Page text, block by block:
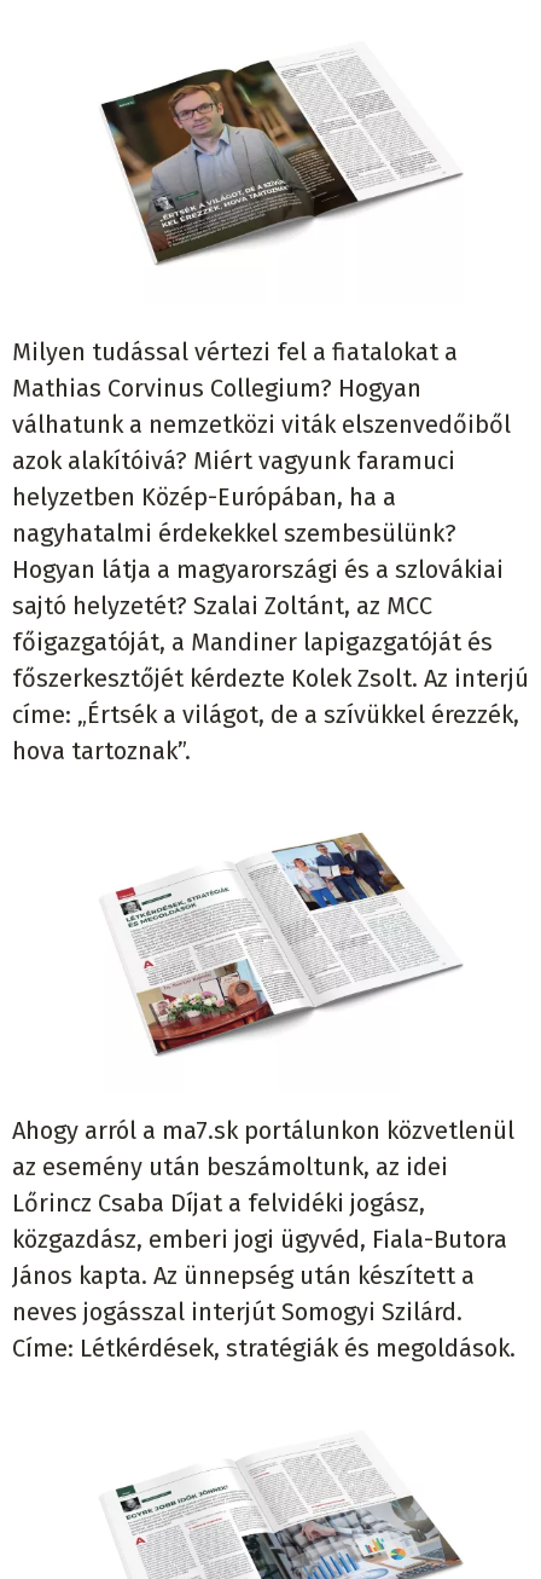
Milyen tudással vértezi fel a fiatalokat a
Mathias Corvinus Collegium? Hogyan
válhatunk a nemzetközi viták elszenvedőiből
azok alakítóivá? Miért vagyunk faramuci
helyzetben Közép-Európában, ha a
nagyhatalmi érdekekkel szembesülünk?
Hogyan látja a magyarországi és a szlovákiai
sajtó helyzetét? Szalai Zoltánt, az MCC
főigazgatóját, a Mandiner lapigazgatóját és
főszerkesztőjét kérdezte Kolek Zsolt. Az interjú
címe: „Értsék a világot, de a szívükkel érezzék,
hova tartoznak”.
Ahogy arról a ma7.sk portálunkon közvetlenül
az esemény után beszámoltunk, az idei
Lőrincz Csaba Díjat a felvidéki jogász,
közgazdász, emberi jogi ügyvéd, Fiala-Butora
János kapta. Az ünnepség után készített a
neves jogásszal interjút Somogyi Szilárd.
Címe: Létkérdések, stratégiák és megoldások.